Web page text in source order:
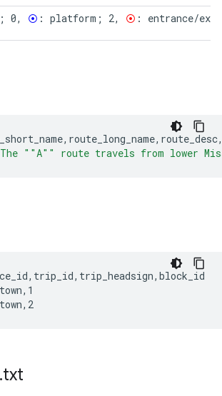
0, ⦿ : platform; 2, ⦿ : entrance/
, route_long_name, route_desc
""A"" route travels from lower
.txt